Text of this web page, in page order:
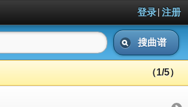
登录| 注册
搜曲谱
（1/5）